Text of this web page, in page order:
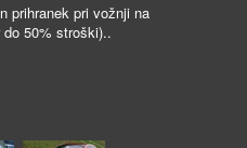
prihranek pri vožnji na
do 50% stroški)..